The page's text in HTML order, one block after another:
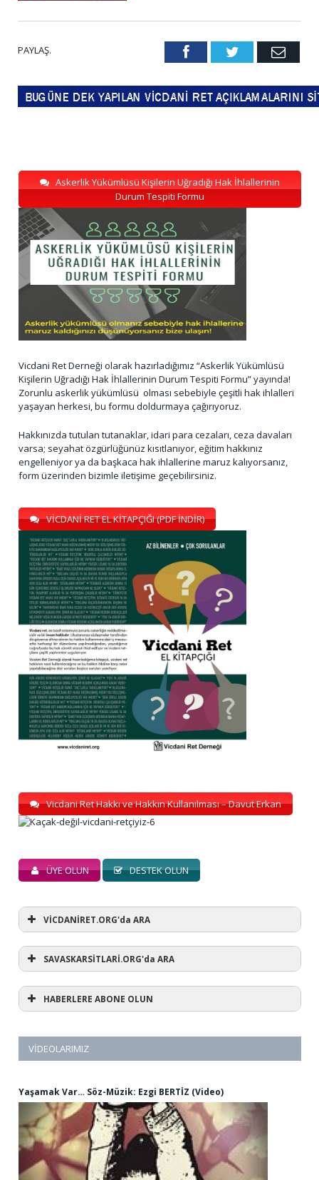
PAYLAŞ. FacebookTwitter Email
Askerlik Yükümlüsü Kişilerin Uğradığı Hak İhlallerinin
Durum Tespiti Formu
Vicdani Ret Derneği olarak hazırladığımız “Askerlik Yükümlüsü
Kişilerin Uğradığı Hak İhlallerinin Durum Tespiti Formu” yayında!
Zorunlu askerlik yükümlüsü olması sebebiyle çeşitli hak ihlalleri
yaşayan herkesi, bu formu doldurmaya çağırıyoruz.
Hakkınızda tutulan tutanaklar, idari para cezaları, ceza davaları
varsa; seyahat özgürlüğünüz kısıtlanıyor, eğitim hakkınız
engelleniyor ya da başkaca hak ihlallerine maruz kalıyorsanız,
form üzerinden bizimle iletişime geçebilirsiniz.
VİCDANİ RET EL KİTAPÇIĞI (PDF İNDİR)
Vicdani Ret Hakkı ve Hakkın Kullanılması – Davut Erkan
ÜYE OLUN DESTEK OLUN
VİCDANİRET.ORG'da ARA
SAVASKARSİTLARİ.ORG'da ARA
HABERLERE ABONE OLUN
VIDEOLARIMIZ
Yaşamak Var… Söz-Müzik: Ezgi BERTİZ (Video)